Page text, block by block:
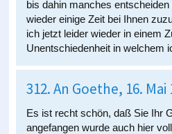
bis dahin manches
wieder einige Zeit bei Ihnen
ich jetzt leider wieder in einem
Unentschiedenheit in welchem
312. An Goethe, 16. Mai
Es ist recht schön, daß Sie Ihr
angefangen wurde auch hier